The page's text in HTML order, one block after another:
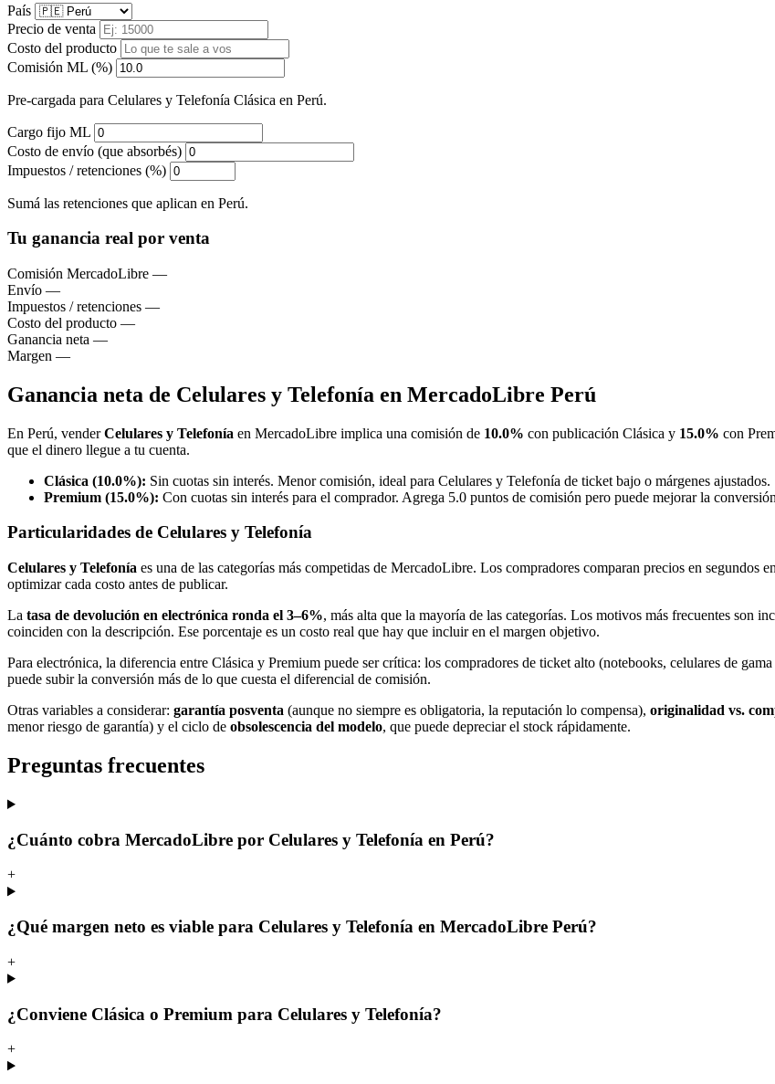
País
Precio de venta
Costo del producto
Comisión ML (%)
Pre-cargada para Celulares y Telefonía Clásica en Perú.
Cargo fijo ML
Costo de envío (que absorbés)
Impuestos / retenciones (%)
Sumá las retenciones que aplican en Perú.
Tu ganancia real por venta
Comisión MercadoLibre —
Envío —
Impuestos / retenciones —
Costo del producto —
Ganancia neta —
Margen —
Ganancia neta de Celulares y Telefonía en MercadoLibre Perú
En Perú, venderCelulares y Telefonía en MercadoLibre implica una comisión de 10.0% con publicación Clásica y 15.0% con
que el dinero llegue a tu cuenta.
Clásica (10.0%): Sin cuotas sin interés. Menor comisión, ideal para Celulares y Telefonía de ticket bajo o márgenes ajustados.
Premium (15.0%): Con cuotas sin interés para el comprador. Agrega 5.0 puntos de comisión pero puede mejorar la
Particularidades de Celulares y Telefonía
Celulares y Telefonía es una de las categorías más competidas de MercadoLibre. Los compradores comparan precios en
optimizar cada costo antes de publicar.
La tasa de devolución en electrónica ronda el 3–6%, más alta que la mayoría de las categorías. Los motivos más frecuentes son
coinciden con la descripción. Ese porcentaje es un costo real que hay que incluir en el margen objetivo.
Para electrónica, la diferencia entre Clásica y Premium puede ser crítica: los compradores de ticket alto (notebooks, celulares de
puede subir la conversión más de lo que cuesta el diferencial de comisión.
Otras variables a considerar: garantía posventa (aunque no siempre es obligatoria, la reputación lo compensa), originalidad vs.
menor riesgo de garantía) y el ciclo de obsolescencia del modelo, que puede depreciar el stock rápidamente.
Preguntas frecuentes
¿Cuánto cobra MercadoLibre por Celulares y Telefonía en Perú?
+
¿Qué margen neto es viable para Celulares y Telefonía en MercadoLibre Perú?
+
¿Conviene Clásica o Premium para Celulares y Telefonía?
+